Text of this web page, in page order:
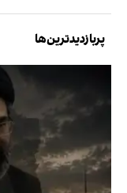
پربازدیدترین‌ها